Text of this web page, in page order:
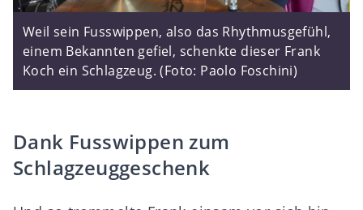
Weil sein Fusswippen, also das Rhythmusgefühl,
einem Bekannten gefiel, schenkte dieser Frank
Koch ein Schlagzeug. (Foto: Paolo Foschini)
Dank Fusswippen zum
Schlagzeuggeschenk